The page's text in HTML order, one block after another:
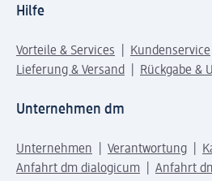
Hilfe
Vorteile & Services
Kundenservice
Lieferung & Versand
Rückgabe &
Unternehmen dm
Unternehmen Verantwortung
Anfahrt dm dialogicum
Anfahrt